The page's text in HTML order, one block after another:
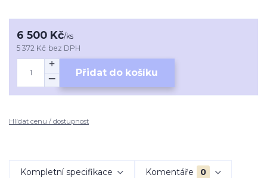
6 500 Kč/ks
5 372 Kč bez DPH
Přidat do košíku
Hlídat cenu / dostupnost
Kompletní specifikace Komentáře 0